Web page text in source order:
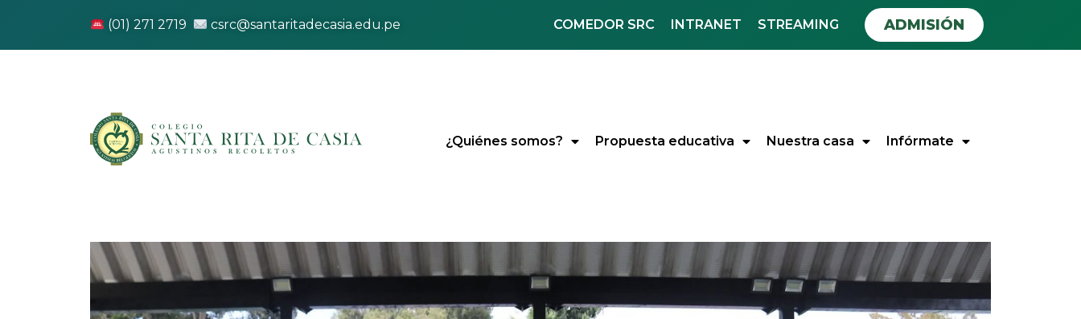
(01) 271 2719 csrc@santaritadecasia.edu.pe COMEDOR SRC INTRANET STREAMING ADMISIÓN
¿Quiénes somos? Propuesta educativa Nuestra casa Infórmate